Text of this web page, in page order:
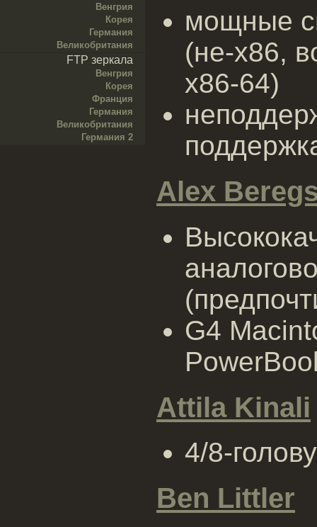
Венгрия
Корея
Германия
Великобритания
FTP зеркала
Венгрия
Корея
Франция
Германия
Великобритания
Германия 2
мощные
(не-x86,
x86-64)
Alex
G4
Attila Kinali
4/8-
Ben Littler